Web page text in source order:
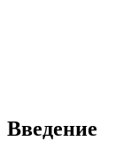
Введение